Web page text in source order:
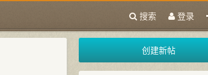
搜索 登录
创建新帖